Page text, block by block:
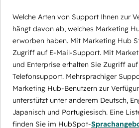
Welche Arten von Support Ihnen zur
hängt davon ab, welches Marketing
erworben haben. Mit Marketing Hub
Zugriff auf E-Mail-Support. Mit
und Enterprise erhalten Sie Zugriff
Telefonsupport. Mehrsprachiger
Marketing Hub-Benutzern zur
unterstützt unter anderem Deutsch,
Japanisch und Portugiesisch. Eine
finden Sie im HubSpot-